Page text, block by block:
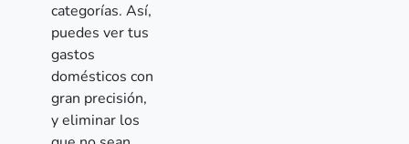
categorías. Así,
puedes ver tus
gastos
domésticos con
gran precisión,
y eliminar los